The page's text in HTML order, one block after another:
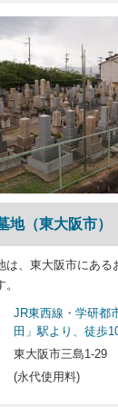
地（東大阪市）
は、東大阪市にある
JR東西線・学研都
田」駅より、徒歩
東大阪市三島1-29
(永代使用料)